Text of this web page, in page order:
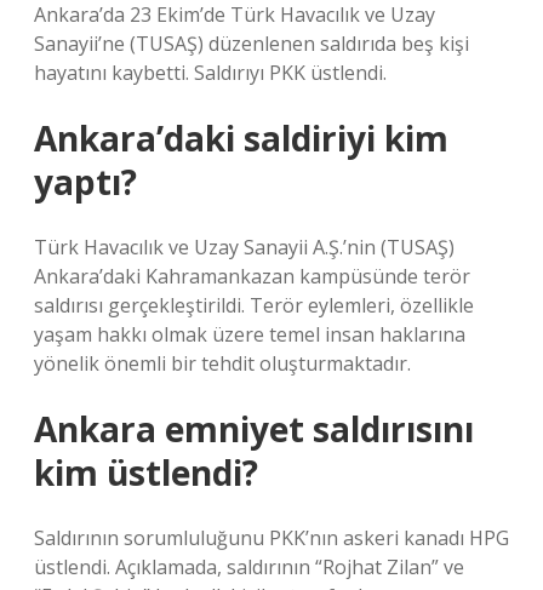
Ankara’da 23 Ekim’de Türk Havacılık ve Uzay
Sanayii’ne (TUSAŞ) düzenlenen saldırıda beş kişi
hayatını kaybetti. Saldırıyı PKK üstlendi.
Ankara’daki saldiriyi kim
yaptı?
Türk Havacılık ve Uzay Sanayii A.Ş.’nin (TUSAŞ)
Ankara’daki Kahramankazan kampüsünde terör
saldırısı gerçekleştirildi. Terör eylemleri, özellikle
yaşam hakkı olmak üzere temel insan haklarına
yönelik önemli bir tehdit oluşturmaktadır.
Ankara emniyet saldırısını
kim üstlendi?
Saldırının sorumluluğunu PKK’nın askeri kanadı HPG
üstlendi. Açıklamada, saldırının “Rojhat Zilan” ve